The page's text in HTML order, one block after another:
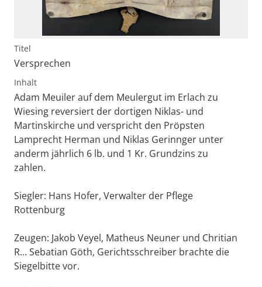
Titel
Versprechen
Inhalt
Adam Meuiler auf dem Meulergut im Erlach zu
Wiesing reversiert der dortigen Niklas- und
Martinskirche und verspricht den Pröpsten
Lamprecht Herman und Niklas Gerinnger unter
anderm jährlich 6 lb. und 1 Kr. Grundzins zu
zahlen.
Siegler: Hans Hofer, Verwalter der Pflege
Rottenburg
Zeugen: Jakob Veyel, Matheus Neuner und Chritian
R... Sebatian Göth, Gerichtsschreiber brachte die
Siegelbitte vor.